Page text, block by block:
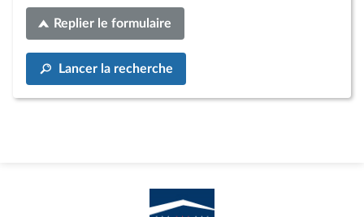
Replier le formulaire
Lancer la recherche